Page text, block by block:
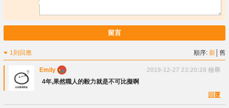
留言
1則回應 順序:新 │舊
Emily 2019-12-27 23:20:28 檢舉
4年,果然職人的毅力就是不可比擬啊
回覆